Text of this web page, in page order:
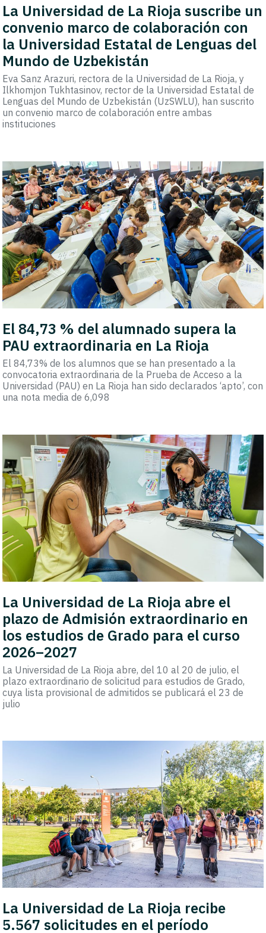
La Universidad de La Rioja suscribe un
convenio marco de colaboración con
la Universidad Estatal de Lenguas del
Mundo de Uzbekistán
Eva Sanz Arazuri, rectora de la Universidad de La Rioja, y
Ilkhomjon Tukhtasinov, rector de la Universidad Estatal de
Lenguas del Mundo de Uzbekistán (UzSWLU), han suscrito
un convenio marco de colaboración entre ambas
instituciones
El 84,73 % del alumnado supera la
PAU extraordinaria en La Rioja
El 84,73% de los alumnos que se han presentado a la
convocatoria extraordinaria de la Prueba de Acceso a la
Universidad (PAU) en La Rioja han sido declarados ‘apto’, con
una nota media de 6,098
La Universidad de La Rioja abre el
plazo de Admisión extraordinario en
los estudios de Grado para el curso
2026–2027
La Universidad de La Rioja abre, del 10 al 20 de julio, el
plazo extraordinario de solicitud para estudios de Grado,
cuya lista provisional de admitidos se publicará el 23 de
julio
La Universidad de La Rioja recibe
5.567 solicitudes en el período